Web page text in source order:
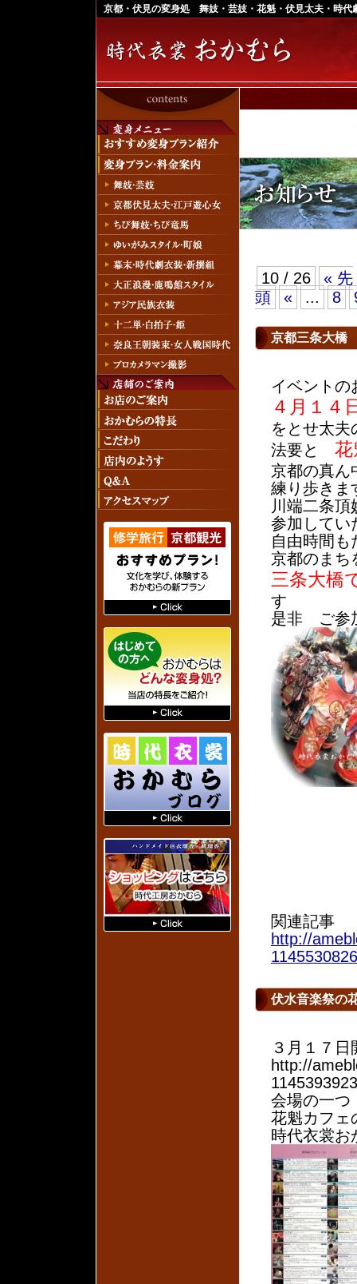
京都・伏見の変身処 舞妓・芸妓・花魁・伏見太夫・時代
10 / 26
« 先
頭
« ... 8
京都三条大
イベントの
４月１４
をとせ太夫
法要と 花
京都の真ん
練り歩きま
川端二条
参加してい
自由時間も
京都のま
三条大橋
す
是非 ご参
関連記事
http://
伏水音楽祭の
３月１７
http://
会場の一
花魁カフェ
時代衣裳